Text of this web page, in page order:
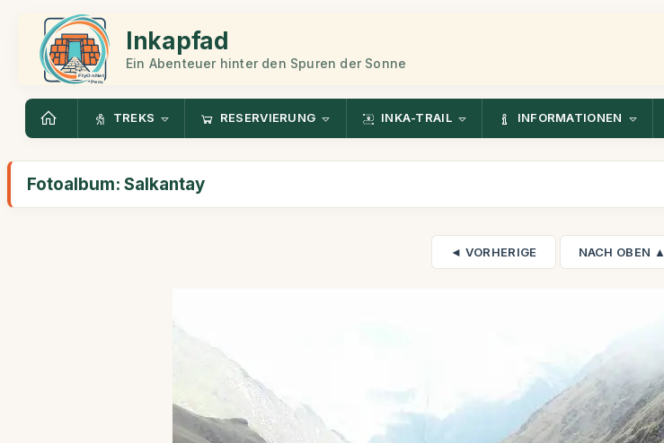
Inkapfad
Ein Abenteuer hinter den Spuren der Sonne
TREKS RESERVIERUNG INKA-TRAIL INFORMATIONEN
Fotoalbum: Salkantay
◄ VORHERIGE NACH OBEN ▲